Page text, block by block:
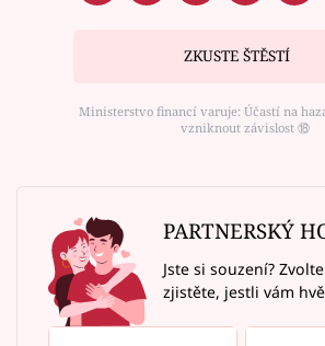
ZKUSTE ŠTĚSTÍ
Ministerstvo financí varuje: Účastí na
vzniknout závislost ⑱
PARTNERSKÝ
Jste si souzení?
zjistěte, jestli vám